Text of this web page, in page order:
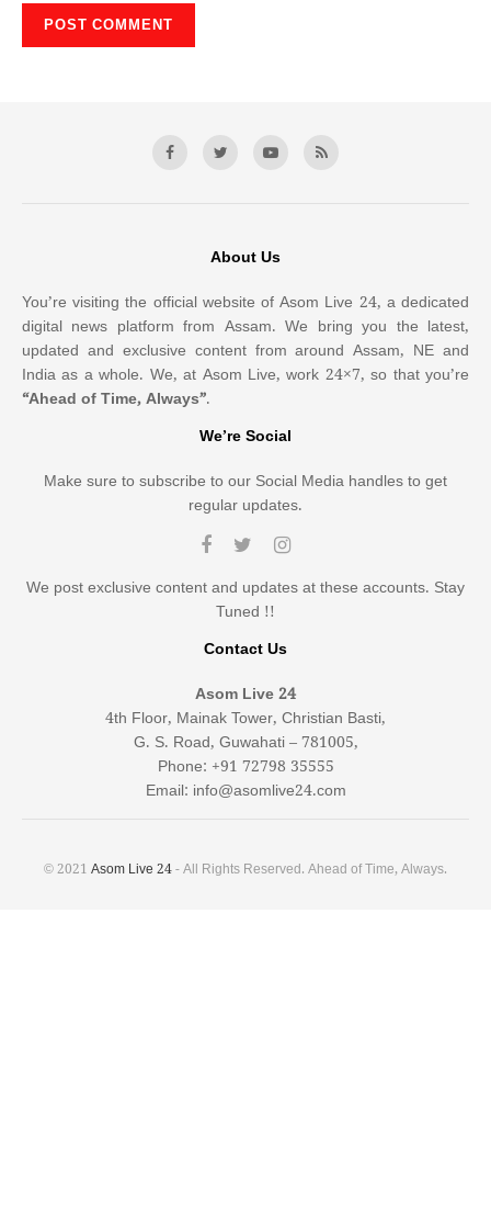
About Us
You’re visiting the official website of Asom Live 24, a dedicated
digital news platform from Assam. We bring you the latest,
updated and exclusive content from around Assam, NE and
India as a whole. We, at Asom Live, work 24×7, so that you’re
“Ahead of Time, Always”.
We’re Social
Make sure to subscribe to our Social Media handles to get
regular updates.
We post exclusive content and updates at these accounts. Stay
Tuned !!
Contact Us
Asom Live 24
4th Floor, Mainak Tower, Christian Basti,
G. S. Road, Guwahati – 781005,
Phone: +91 72798 35555
Email: info@asomlive24.com
© 2021 Asom Live 24- All Rights Reserved. Ahead of Time, Always.